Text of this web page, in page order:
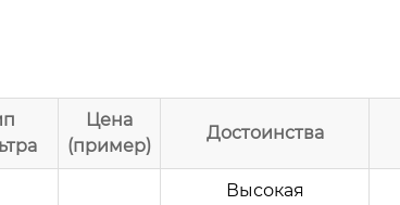
Цена
(пример)
Достоинства
Высокая